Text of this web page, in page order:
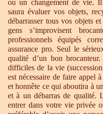
ou un changement de vie.
saura évaluer vos objets,
débarrasser tous vos objets
gens s’improvisent
professionnels équipés
assurance pro. Seul le
qualité d’un bon
difficiles de la vie
est nécessaire de faire appel
et honnête ce qui aboutira à
et à un débarras de qualité.
entrer dans votre vie privée